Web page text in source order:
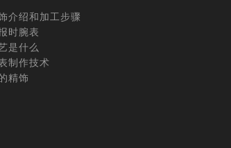
介绍和加工步骤
时腕表
是什么
制作技术
精饰